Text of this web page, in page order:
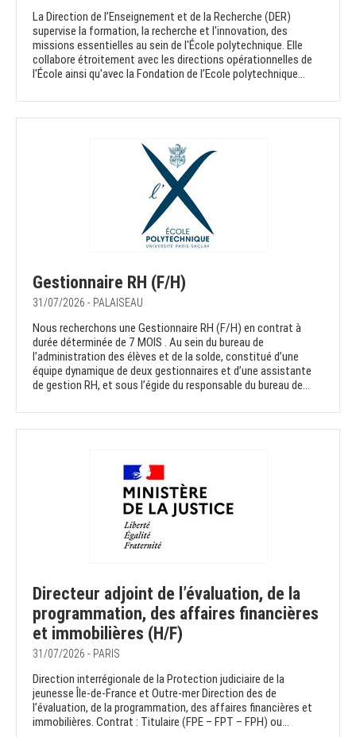
La Direction de l’Enseignement et de la Recherche (DER)
supervise la formation, la recherche et l'innovation, des
missions essentielles au sein de l'École polytechnique. Elle
collabore étroitement avec les directions opérationnelles de
l'École ainsi qu'avec la Fondation de l’Ecole polytechnique...
Gestionnaire RH (F/H)
31/07/2026 - PALAISEAU
Nous recherchons une Gestionnaire RH (F/H) en contrat à
durée déterminée de 7 MOIS . Au sein du bureau de
l’administration des élèves et de la solde, constitué d’une
équipe dynamique de deux gestionnaires et d’une assistante
de gestion RH, et sous l’égide du responsable du bureau de...
Directeur adjoint de l’évaluation, de la
programmation, des affaires financières
et immobilières (H/F)
31/07/2026 - PARIS
Direction interrégionale de la Protection judiciaire de la
jeunesse Île-de-France et Outre-mer Direction des de
l’évaluation, de la programmation, des affaires financières et
immobilières. Contrat : Titulaire (FPE – FPT – FPH) ou...